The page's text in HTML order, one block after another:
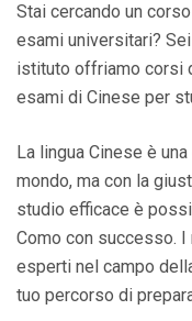
Stai cercando un
esami universitari?
istituto offriamo corsi
esami di Cinese per
La lingua Cinese è
mondo, ma con la
studio efficace è
Como con successo.
esperti nel campo
tuo percorso di